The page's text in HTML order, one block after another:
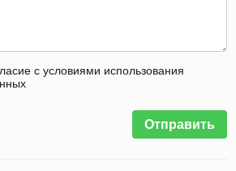
с условиями использования
Отправить